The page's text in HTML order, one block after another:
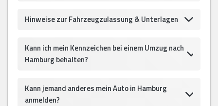
Hinweise zur Fahrzeugzulassung & Unterlagen
Kann ich mein Kennzeichen bei einem Umzug nach
Hamburg behalten?
Kann jemand anderes mein Auto in Hamburg
anmelden?